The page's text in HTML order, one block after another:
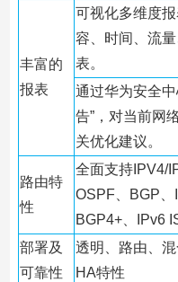
丰富的
报表
可视化多维度
容、时间、流
表。
通过华为安全
告”，对当前网
关优化建议。
路由特
性
全面支持IPV4/
OSPF、BGP、
BGP4+、IPv6
部署及
可靠性
透明、路由、
HA特性